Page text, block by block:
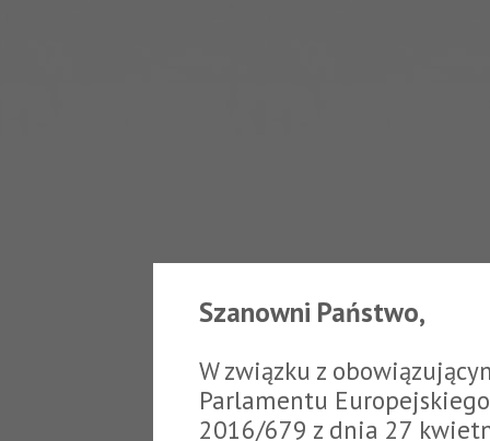
Szanowni Państwo,
W związku z
Parlamentu
2016/679 z dnia 27